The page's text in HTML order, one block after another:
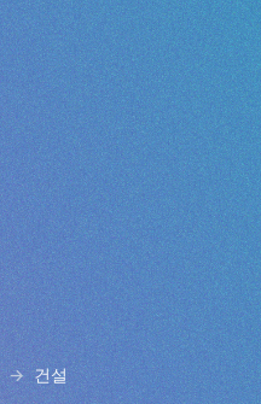
건설